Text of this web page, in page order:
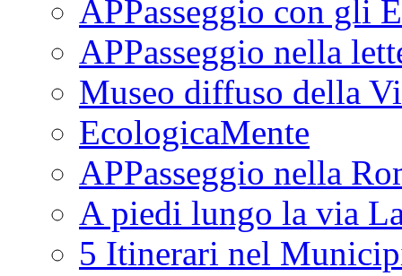
APPasseggio con gli
APPasseggio nella
Museo diffuso della
EcologicaMente
APPasseggio nella
A piedi lungo la via
5 Itinerari nel